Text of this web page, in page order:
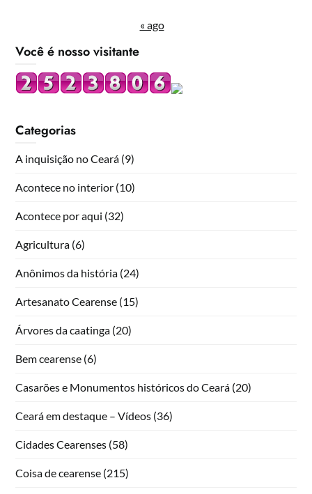
« ago
Você é nosso visitante
Categorias
A inquisição no Ceará (9)
Acontece no interior (10)
Acontece por aqui (32)
Agricultura (6)
Anônimos da história (24)
Artesanato Cearense (15)
Árvores da caatinga (20)
Bem cearense (6)
Casarões e Monumentos históricos do Ceará (20)
Ceará em destaque – Vídeos (36)
Cidades Cearenses (58)
Coisa de cearense (215)